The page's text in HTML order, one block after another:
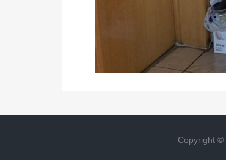
Copyright ©